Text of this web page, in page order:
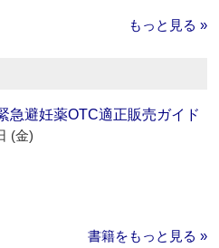
もっと見る »
急避妊薬OTC適正販売ガイド
(金)
書籍をもっと見る »